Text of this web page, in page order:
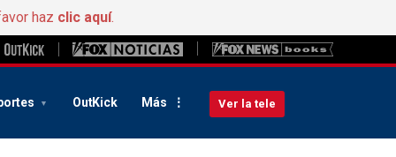
haz clic aquí.
OutKick Más Ver la tele